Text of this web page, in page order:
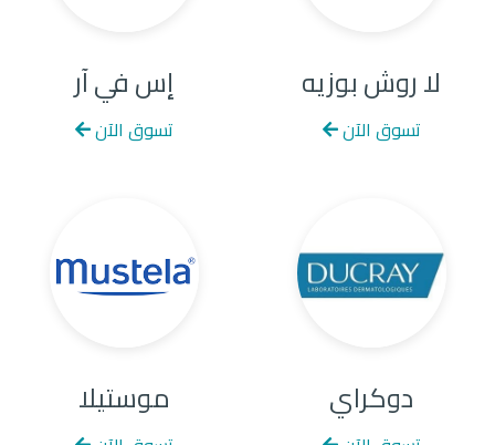
لا روش بوزيه
تسوق الآن
إس في آر
تسوق الآن
دوكراي موستيلا